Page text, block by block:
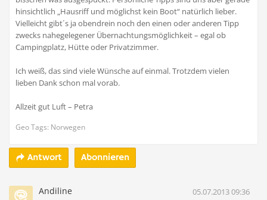
hinsichtlich „Hausriff und möglichst kein Boot“ natürlich lieber.
Vielleicht gibt´s ja obendrein noch den einen oder anderen Tipp
zwecks nahegelegener Übernachtungsmöglichkeit – egal ob
Campingplatz, Hütte oder Privatzimmer.
Ich weiß, das sind viele Wünsche auf einmal. Trotzdem vielen
lieben Dank schon mal vorab.
Allzeit gut Luft – Petra
Geo Tags: Norwegen
Antwort Abonnieren
Andiline 05.07.2013 09:36